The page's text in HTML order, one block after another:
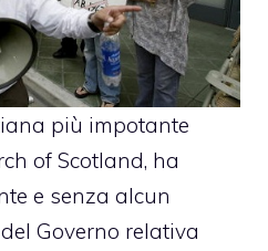
più impotante
of Scotland, ha
e senza alcun
Governo relativa